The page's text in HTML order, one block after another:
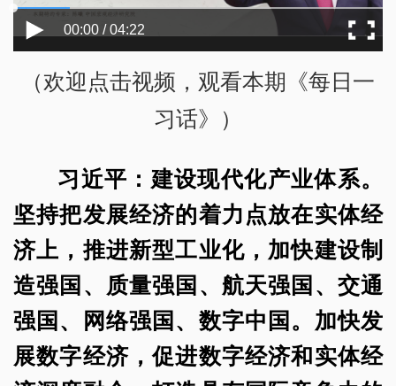
00:00 / 04:22
（欢迎点击视频，观看本期《每日一
习话》）
习近平：建设现代化产业体系。
坚持把发展经济的着力点放在实体经
济上，推进新型工业化，加快建设制
造强国、质量强国、航天强国、交通
强国、网络强国、数字中国。加快发
展数字经济，促进数字经济和实体经